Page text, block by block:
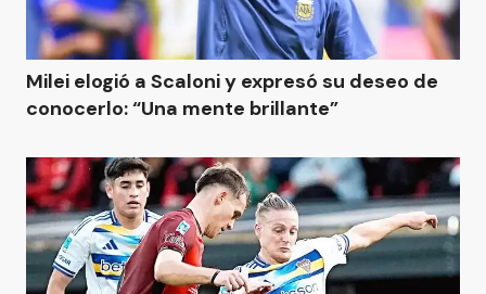
Milei elogió a Scaloni y expresó su deseo de
conocerlo: “Una mente brillante”